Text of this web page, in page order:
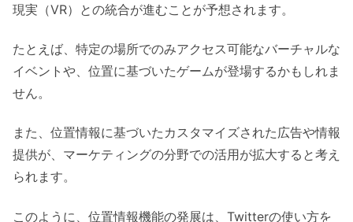
現実（VR）との統合が進むことが予想されます。
たとえば、特定の場所でのみアクセス可能なバーチャルな
イベントや、位置に基づいたゲームが登場するかもしれま
せん。
また、位置情報に基づいたカスタマイズされた広告や情報
提供が、マーケティングの分野での活用が拡大すると考え
られます。
このように、位置情報機能の発展は、Twitterの使い方を